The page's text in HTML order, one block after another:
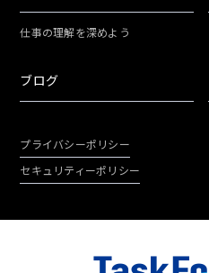
仕事の理解を深めよう
ブログ
プライバシーポリシー
セキュリティーポリシー